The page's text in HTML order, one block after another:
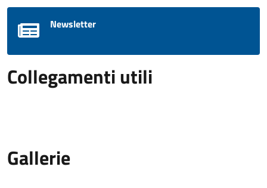
Newsletter
Collegamenti utili
Gallerie